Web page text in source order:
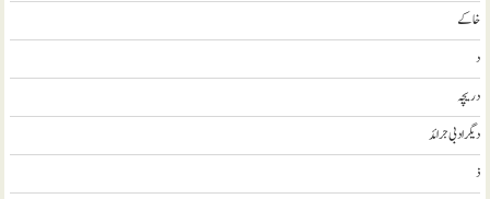
خاکے
د
دریچہ
ديگر ادبی جرائد
ذ